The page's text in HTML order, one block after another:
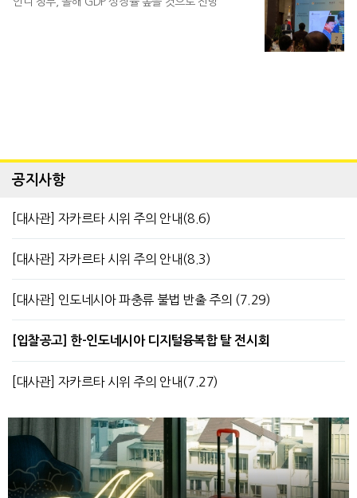
공지사항
[대사관] 자카르타 시위 주의 안내(8.6)
[대사관] 자카르타 시위 주의 안내(8.3)
[대사관] 인도네시아 파충류 불법 반출 주의 (7.29)
[입찰공고] 한-인도네시아 디지털융복합 탈 전시회
[대사관] 자카르타 시위 주의 안내(7.27)